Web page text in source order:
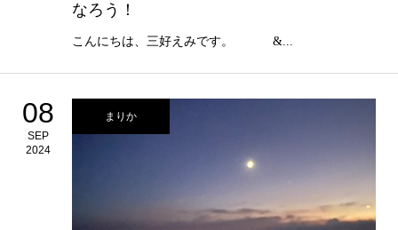
なろう！
こんにちは、三好えみです。 &...
08
SEP
2024
まりか